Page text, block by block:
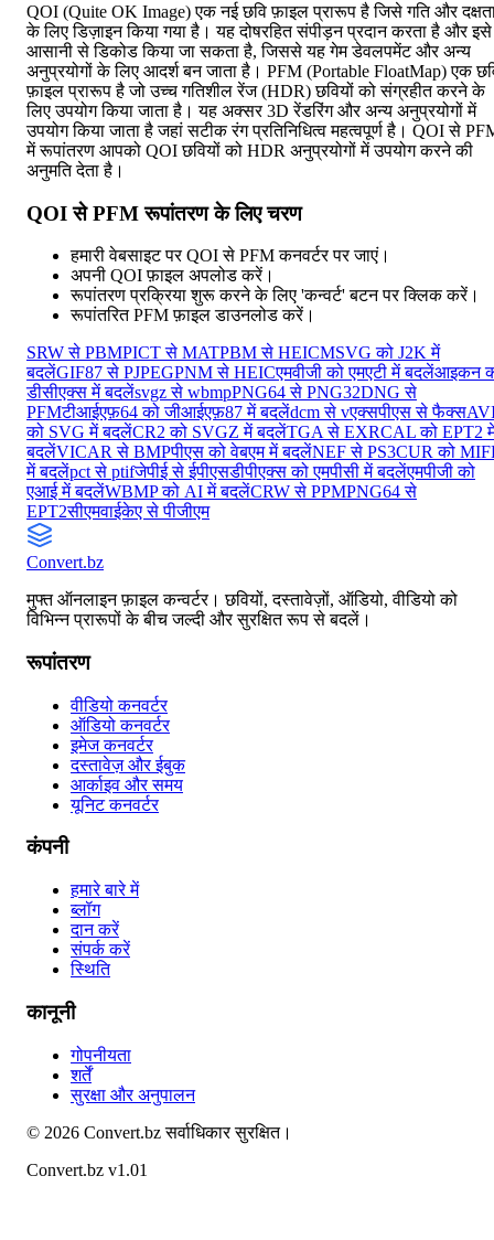
QOI (Quite OK Image) एक नई छवि फ़ाइल प्रारूप है जिसे गति और
के लिए डिज़ाइन किया गया है। यह दोषरहित संपीड़न प्रदान करता है और इसे
आसानी से डिकोड किया जा सकता है, जिससे यह गेम डेवलपमेंट और अन्य
अनुप्रयोगों के लिए आदर्श बन जाता है। PFM (Portable FloatMap) एक
फ़ाइल प्रारूप है जो उच्च गतिशील रेंज (HDR) छवियों को संग्रहीत करने के
लिए उपयोग किया जाता है। यह अक्सर 3D रेंडरिंग और अन्य अनुप्रयोगों में
उपयोग किया जाता है जहां सटीक रंग प्रतिनिधित्व महत्वपूर्ण है। QOI से
में रूपांतरण आपको QOI छवियों को HDR अनुप्रयोगों में उपयोग करने की
अनुमति देता है।
QOI से PFM रूपांतरण के लिए चरण
हमारी वेबसाइट पर QOI से PFM कनवर्टर पर जाएं।
अपनी QOI फ़ाइल अपलोड करें।
रूपांतरण प्रक्रिया शुरू करने के लिए 'कन्वर्ट' बटन पर क्लिक करें।
रूपांतरित PFM फ़ाइल डाउनलोड करें।
SRW से PBMPICT से MATPBM से HEICMSVG को J2K में
बदलेंGIF87 से PJPEGPNM से HEICएमवीजी को एमएटी में बदलेंआइकन
डीसीएक्स में बदलेंsvgz से wbmpPNG64 से PNG32DNG से
PFMटीआईएफ़64 को जीआईएफ़87 में बदलेंdcm से vएक्सपीएस से फैक्स
को SVG में बदलेंCR2 को SVGZ में बदलेंTGA से EXRCAL को EPT2
बदलेंVICAR से BMPपीएस को वेबएम में बदलेंNEF से PS3CUR को
में बदलेंpct से ptifजेपीई से ईपीएसडीपीएक्स को एमपीसी में बदलेंएमपीजी को
एआई में बदलेंWBMP को AI में बदलेंCRW से PPMPNG64 से
EPT2सीएमवाईकेए से पीजीएम
Convert.bz
मुफ्त ऑनलाइन फ़ाइल कन्वर्टर। छवियों, दस्तावेज़ों, ऑडियो, वीडियो को
विभिन्न प्रारूपों के बीच जल्दी और सुरक्षित रूप से बदलें।
रूपांतरण
वीडियो कनवर्टर
ऑडियो कनवर्टर
इमेज कनवर्टर
दस्तावेज़ और ईबुक
आर्काइव और समय
यूनिट कनवर्टर
कंपनी
हमारे बारे में
ब्लॉग
दान करें
संपर्क करें
स्थिति
कानूनी
गोपनीयता
शर्तें
सुरक्षा और अनुपालन
© 2026 Convert.bzसर्वाधिकार सुरक्षित।
Convert.bz v1.01